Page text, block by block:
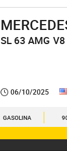
SL 63 AMG
06/10/2025
GASOLINA